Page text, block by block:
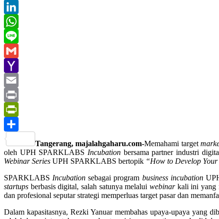
Twitter
LinkedIn
WhatsApp
Line
Gmail
Yahoo
Mail
Email
Print
PrintFriendly
Tangerang, majalahgaharu.com-Memahami target
oleh UPH SPARKLABS Incubation bersama partner industri
Webinar Series UPH SPARKLABS bertopik “How to Develop
SPARKLABS Incubation sebagai program business incubation
startups berbasis digital, salah satunya melalui webinarkali ini yang
dan profesional seputar strategi memperluas target pasar dan
Dalam kapasitasnya, Rezki Yanuar membahas upaya-upaya yang